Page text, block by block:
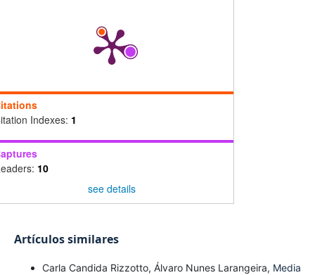
Indexes: 1
10
see details
Artículos similares
Carla Candida Rizzotto, Álvaro Nunes Larangeira, Media